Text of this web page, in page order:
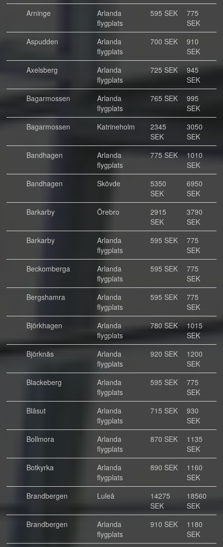
Arninge
Arlanda
flygplats
595 SEK
775
SEK
Aspudden
Arlanda
flygplats
700 SEK
910
SEK
Axelsberg
Arlanda
flygplats
725 SEK
945
SEK
Bagarmossen
Arlanda
flygplats
765 SEK
995
SEK
Bagarmossen
Katrineholm
2345
SEK
3050
SEK
Bandhagen
Arlanda
flygplats
775 SEK
1010
SEK
Bandhagen
Skövde
5350
SEK
6950
SEK
Barkarby
Örebro
2915
SEK
3790
SEK
Barkarby
Arlanda
flygplats
595 SEK
775
SEK
Beckomberga
Arlanda
flygplats
595 SEK
775
SEK
Bergshamra
Arlanda
flygplats
595 SEK
775
SEK
Björkhagen
Arlanda
flygplats
780 SEK
1015
SEK
Björknäs
Arlanda
flygplats
920 SEK
1200
SEK
Blackeberg
Arlanda
flygplats
595 SEK
775
SEK
Blåsut
Arlanda
flygplats
715 SEK
930
SEK
Bollmora
Arlanda
flygplats
870 SEK
1135
SEK
Botkyrka
Arlanda
flygplats
890 SEK
1160
SEK
Brandbergen
Luleå
14275
SEK
18560
SEK
Brandbergen
Arlanda
flygplats
910 SEK
1180
SEK